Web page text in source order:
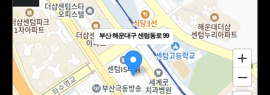
부산 해운대구 센텀동로 99